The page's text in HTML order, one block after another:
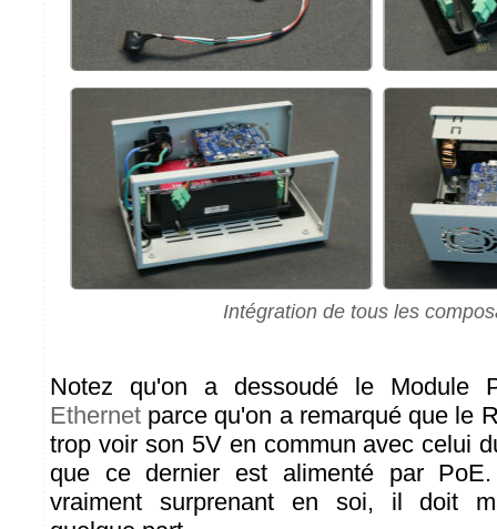
Intégration de tous les
Notez qu'on a dessoudé le
Ethernet parce qu'on a remarqué que le
trop voir son 5V en commun avec celui
que ce dernier est alimenté par
vraiment surprenant en soi, il doit